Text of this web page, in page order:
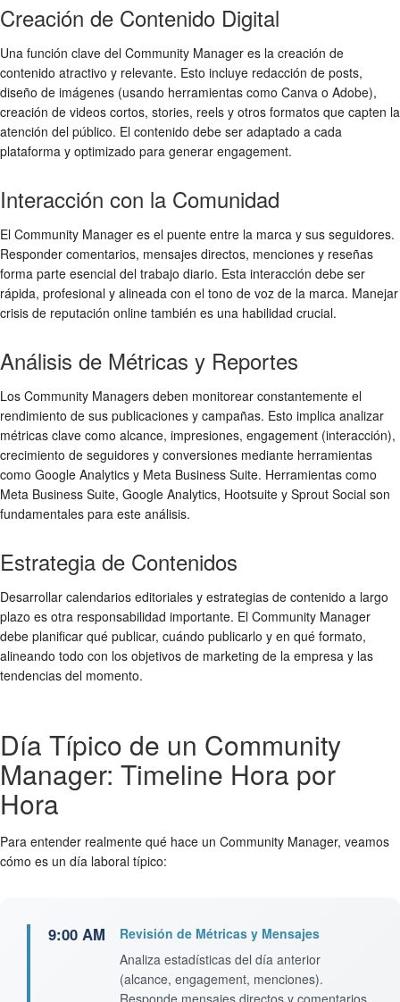
Creación de Contenido Digital
Una función clave del Community Manager es la creación de
contenido atractivo y relevante. Esto incluye redacción de posts,
diseño de imágenes (usando herramientas como Canva o Adobe),
creación de videos cortos, stories, reels y otros formatos que capten la
atención del público. El contenido debe ser adaptado a cada
plataforma y optimizado para generar engagement.
Interacción con la Comunidad
El Community Manager es el puente entre la marca y sus seguidores.
Responder comentarios, mensajes directos, menciones y reseñas
forma parte esencial del trabajo diario. Esta interacción debe ser
rápida, profesional y alineada con el tono de voz de la marca. Manejar
crisis de reputación online también es una habilidad crucial.
Análisis de Métricas y Reportes
Los Community Managers deben monitorear constantemente el
rendimiento de sus publicaciones y campañas. Esto implica analizar
métricas clave como alcance, impresiones, engagement (interacción),
crecimiento de seguidores y conversiones mediante herramientas
como Google Analytics y Meta Business Suite. Herramientas como
Meta Business Suite, Google Analytics, Hootsuite y Sprout Social son
fundamentales para este análisis.
Estrategia de Contenidos
Desarrollar calendarios editoriales y estrategias de contenido a largo
plazo es otra responsabilidad importante. El Community Manager
debe planificar qué publicar, cuándo publicarlo y en qué formato,
alineando todo con los objetivos de marketing de la empresa y las
tendencias del momento.
Día Típico de un Community
Manager: Timeline Hora por
Hora
Para entender realmente qué hace un Community Manager, veamos
cómo es un día laboral típico:
9:00 AM
Revisión de Métricas y Mensajes
Analiza estadísticas del día anterior
(alcance, engagement, menciones).
Responde mensajes directos y comentarios